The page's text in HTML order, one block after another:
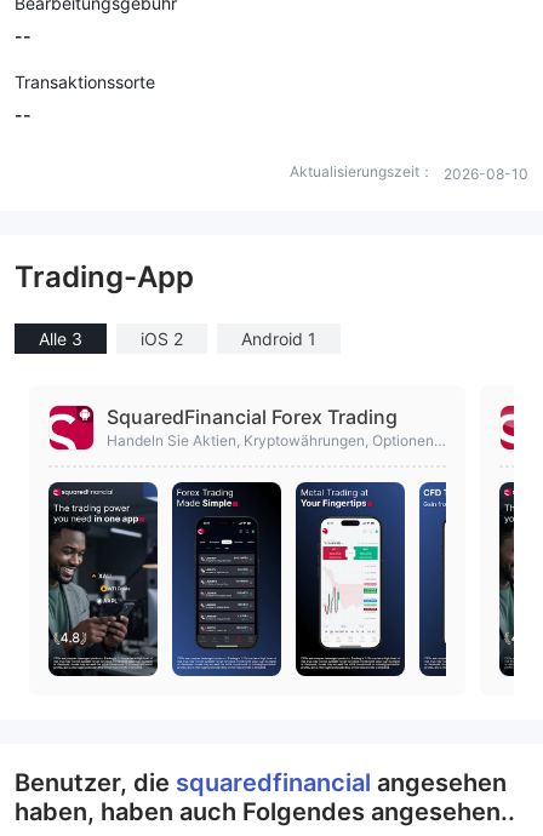
--
Transaktionssorte
--
Aktualisierungszeit： 2026-08-10
Trading-App
Alle 3 iOS 2 Android 1
SquaredFinancial Forex Trading
Handeln Sie Aktien, Kryptowährungen, Optionen
Benutzer, die squaredfinancial angesehen
haben, haben auch Folgendes angesehen..